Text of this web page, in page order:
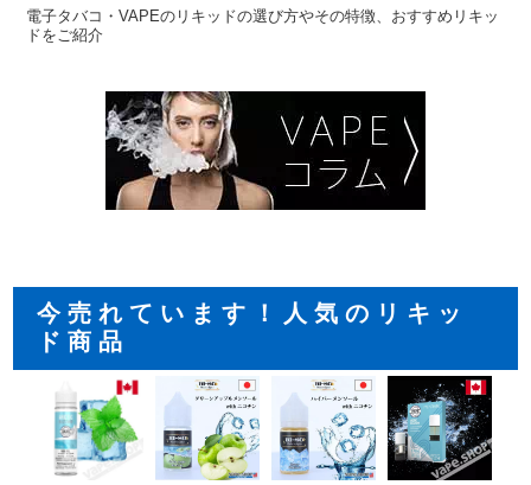
電子タバコ・VAPEのリキッドの選び方やその特徴、おすすめリキッ
ドをご紹介
今売れています！人気のリキッ
ド商品